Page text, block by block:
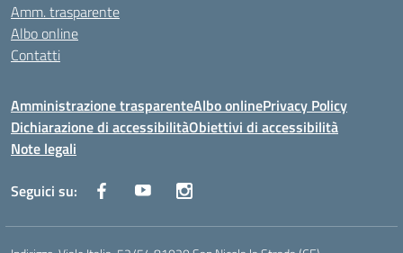
Amm. trasparente
Albo online
Contatti
Amministrazione trasparenteAlbo onlinePrivacy Policy
Dichiarazione di accessibilitàObiettivi di accessibilità
Note legali
Seguici su: